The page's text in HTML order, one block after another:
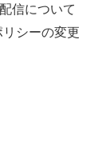
信について
シーの変更